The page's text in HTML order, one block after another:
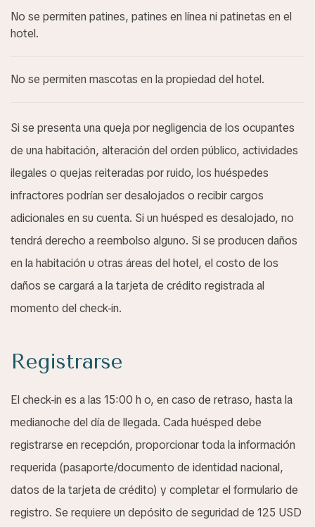
No se permiten patines, patines en línea ni patinetas en el
hotel.
No se permiten mascotas en la propiedad del hotel.
Si se presenta una queja por negligencia de los ocupantes
de una habitación, alteración del orden público, actividades
ilegales o quejas reiteradas por ruido, los huéspedes
infractores podrían ser desalojados o recibir cargos
adicionales en su cuenta. Si un huésped es desalojado, no
tendrá derecho a reembolso alguno. Si se producen daños
en la habitación u otras áreas del hotel, el costo de los
daños se cargará a la tarjeta de crédito registrada al
momento del check-in.
Registrarse
El check-in es a las 15:00 h o, en caso de retraso, hasta la
medianoche del día de llegada. Cada huésped debe
registrarse en recepción, proporcionar toda la información
requerida (pasaporte/documento de identidad nacional,
datos de la tarjeta de crédito) y completar el formulario de
registro. Se requiere un depósito de seguridad de 125 USD